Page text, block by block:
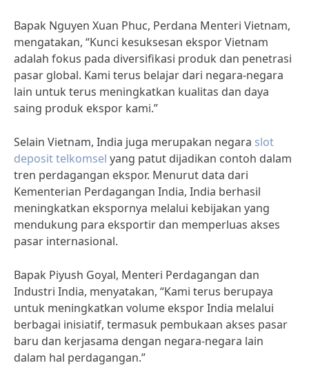
Bapak Nguyen Xuan Phuc, Perdana Menteri Vietnam,
mengatakan, “Kunci kesuksesan ekspor Vietnam
adalah fokus pada diversifikasi produk dan penetrasi
pasar global. Kami terus belajar dari negara-negara
lain untuk terus meningkatkan kualitas dan daya
saing produk ekspor kami.”
Selain Vietnam, India juga merupakan negara slot
deposit telkomsel yang patut dijadikan contoh dalam
tren perdagangan ekspor. Menurut data dari
Kementerian Perdagangan India, India berhasil
meningkatkan ekspornya melalui kebijakan yang
mendukung para eksportir dan memperluas akses
pasar internasional.
Bapak Piyush Goyal, Menteri Perdagangan dan
Industri India, menyatakan, “Kami terus berupaya
untuk meningkatkan volume ekspor India melalui
berbagai inisiatif, termasuk pembukaan akses pasar
baru dan kerjasama dengan negara-negara lain
dalam hal perdagangan.”